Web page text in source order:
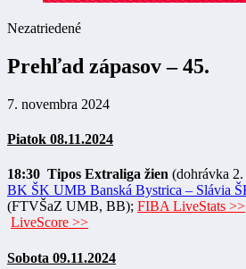
Nezatriedené
Prehľad zápasov – 45.
7. novembra 2024
Piatok 08.11.2024
18:30 Tipos Extraliga žien (dohrávka
BK ŠK UMB Banská Bystrica – Slávia
(FTVŠaZ UMB, BB); FIBA LiveStats >>
LiveScore >>
Sobota 09.11.2024